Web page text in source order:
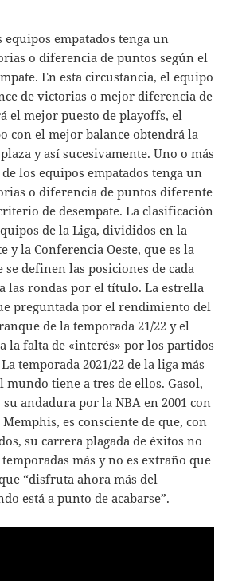
equipos empatados tenga un
o diferencia de puntos según el
En esta circustancia, el equipo
de victorias o mejor diferencia de
el mejor puesto de playoffs, el
con el mejor balance obtendrá la
y así sucesivamente. Uno o más
los equipos empatados tenga un
o diferencia de puntos diferente
de desempate. La clasificación
de la Liga, divididos en la
y la Conferencia Oeste, que es la
definen las posiciones de cada
las rondas por el título. La estrella
preguntada por el rendimiento del
de la temporada 21/22 y el
la falta de «interés» por los partidos
temporada 2021/22 de la liga más
mundo tiene a tres de ellos. Gasol,
andadura por la NBA en 2001 con
es consciente de que, con
su carrera plagada de éxitos no
más y no es extraño que
“disfruta ahora más del
está a punto de acabarse”.